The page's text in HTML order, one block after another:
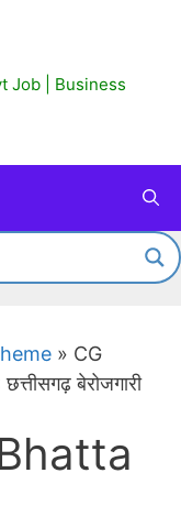
Job | Business
» CG
बेरोजगारी